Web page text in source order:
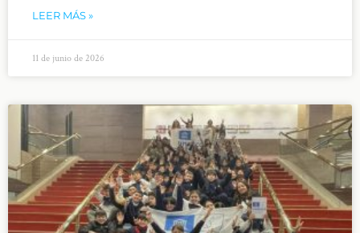
LEER MÁS »
11 de junio de 2026